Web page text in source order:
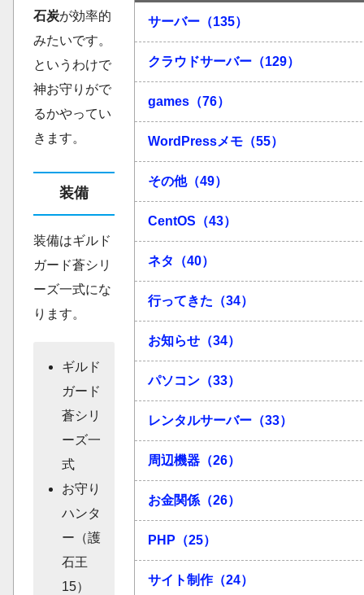
石炭が効率的
みたいです。
というわけで
神お守りがで
るかやってい
きます。
装備
装備はギルド
ガード蒼シリ
ーズ一式にな
ります。
ギルド
ガード
蒼シリ
ーズ一
式
お守り
ハンタ
ー（護
石王
15）
サーバー（135）
クラウドサーバー（129）
games（76）
WordPressメモ（55）
その他（49）
CentOS（43）
ネタ（40）
行ってきた（34）
お知らせ（34）
パソコン（33）
レンタルサーバー（33）
周辺機器（26）
お金関係（26）
PHP（25）
サイト制作（24）